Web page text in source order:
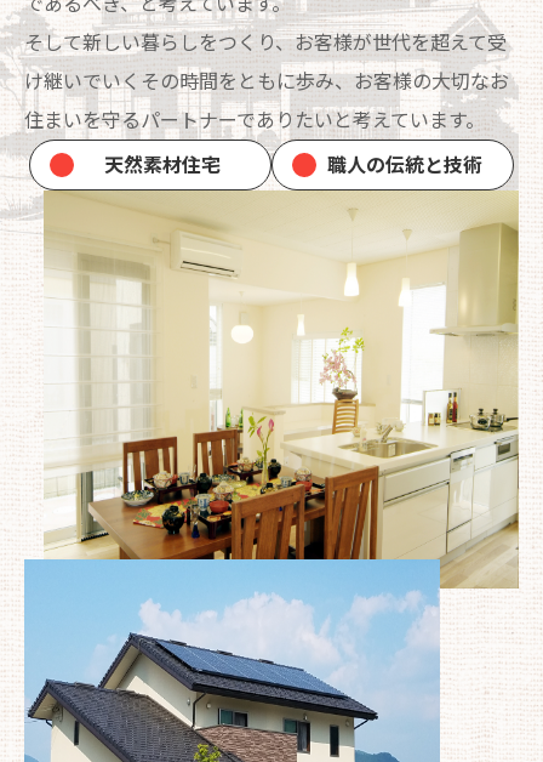
そして新しい暮らしをつくり、お客様が世代を超えて受
け継いでいくその時間をともに歩み、お客様の大切なお
住まいを守るパートナーでありたいと考えています。
天然素材住宅
職人の伝統と技術